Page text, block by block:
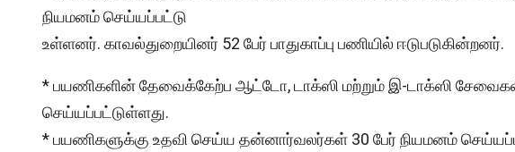
நியமனம் செய்யப்பட்டு
உள்ளனர். காவல்துறையினர் 52 பேர் பாதுகாப்பு பணியில் ஈடுபடுகின்றனர்.
* பயணிகளின் தேவைக்கேற்ப ஆட்டோ, டாக்ஸி மற்றும் இ-டாக்ஸி சேவைகள்
செய்யப்பட்டுள்ளது.
* பயணிகளுக்கு உதவி செய்ய தன்னார்வலர்கள் 30 பேர் நியமனம்